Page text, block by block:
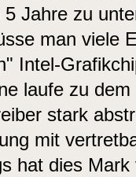
Jahre zu
man viele
Intel-
laufe zu
stark
mit
hat dies